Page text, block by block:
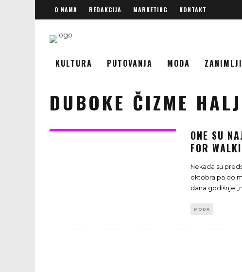
O NAMA REDAKCIJA MARKETING KONTAKT
KULTURA PUTOVANJA MODA
DUBOKE ČIZME
ONE SU
FOR
Nekada su
oktobra pa do
dana godišnje
MODA